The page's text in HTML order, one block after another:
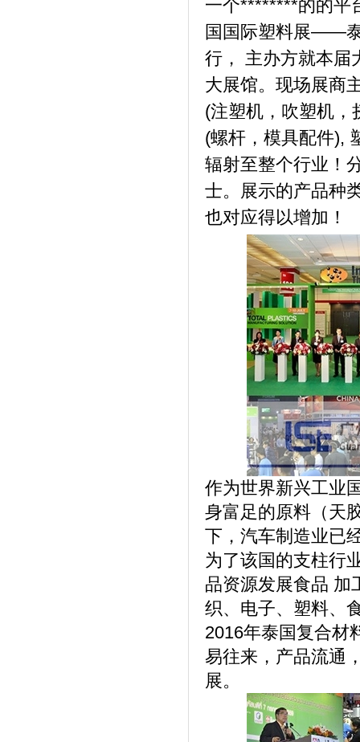
一个********的的平
国国际塑料展——
行， 主办方就本届
大展馆。现场展商
(注塑机，吹塑机，
(螺杆，模具配件),
辐射至整个行业！
士。展示的产品种
也对应得以增加！
作为世界新兴工业
身富足的原料（天
下，汽车制造业已
为了该国的支柱行
品资源发展食品 加
织、电子、塑料、
2016年泰国复合材
易往来，产品流通
展。